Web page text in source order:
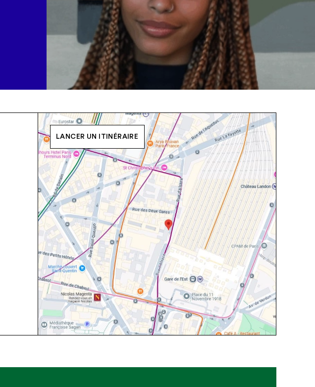
LANCER UN ITINÉRAIRE